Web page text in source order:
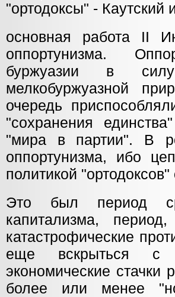
"ортодоксы" - Каутский
основная работа II
оппортунизма.
буржуазии в силу
мелкобуржуазной
очередь
"сохранения
"мира в партии". В
оппортунизма, ибо
политикой
Это был период
капитализма,
катастрофические
еще вскрыться с
экономические
более или менее